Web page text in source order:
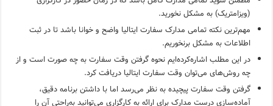
(ویزامتریک) به مشکل نخورید.
مهم‌ترین نکته تمامی مدارک سفارت ایتالیا واضح و خوانا باشد تا در ثبت
اطلاعات به مشکل برنخوریم.
در این مطلب اشاره‌کرده‌ایم نحوه گرفتن وقت سفارت به چه صورت است و از
چه روش‌های می‌توان وقت سفارت ایتالیا دریافت کرد.
گرفتن وقت سفارت پیچیده به نظر می‌رسد اما با داشتن برنامه دقیق،
آماده‌سازی درست مدارک برای ارائه به کارگزاری می‌توانید به‌راحتی آن را